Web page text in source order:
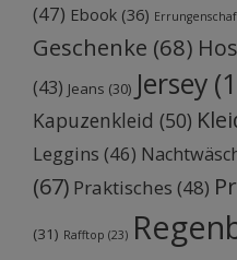
(47) Ebook (36)
Geschenke (68)
(43) Jeans (30) Jersey
Kapuzenkleid (50)
Leggins (46)
(67) Praktisches (48)
(31) Rafftop (23)